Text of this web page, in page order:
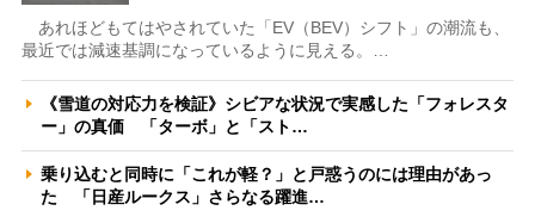
あれほどもてはやされていた「EV（BEV）シフト」の潮流も、
最近では減速基調になっているように見える。…
《雪道の対応力を検証》シビアな状況で実感した「フォレスタ
ー」の真価 「ターボ」と「スト…
乗り込むと同時に「これが軽？」と戸惑うのには理由があっ
た 「日産ルークス」さらなる躍進…